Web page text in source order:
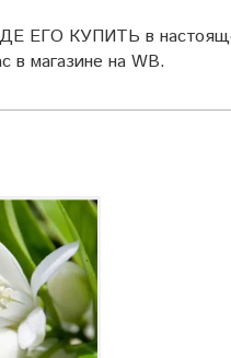
ЕГО КУПИТЬ в
в магазине на WB.